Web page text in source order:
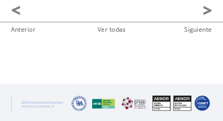
Anterior Ver todas Siguiente